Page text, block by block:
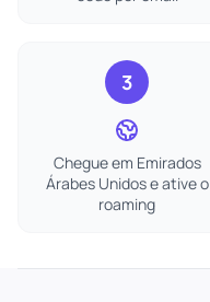
3
Chegue em Emirados
Árabes Unidos e ative o
roaming